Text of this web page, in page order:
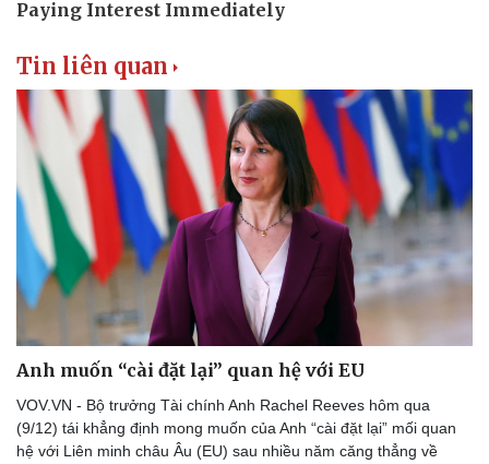
Tin liên quan
Anh muốn “cài đặt lại” quan hệ với EU
VOV.VN - Bộ trưởng Tài chính Anh Rachel Reeves hôm qua
(9/12) tái khẳng định mong muốn của Anh “cài đặt lại” mối quan
hệ với Liên minh châu Âu (EU) sau nhiều năm căng thẳng về